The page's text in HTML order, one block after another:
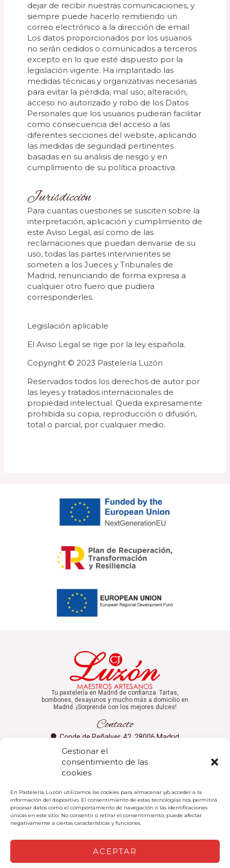
Gestionar el
consentimiento de las
cookies
En Pastelería Luzón utilizamos las cookies para almacenar y/o acceder a la
información del dispositivo. El consentimiento de estas tecnologías nos permitirá
procesar datos como el comportamiento de navegación o las identificaciones
únicas en este sitio. No consentir o retirar el consentimiento, puede afectar
negativamente a ciertas características y funciones.
ACEPTAR
dejar de recibir nuestras comunicaciones, y
siempre puede hacerlo remitiendo un
correo electrónico a la dirección de email
Los datos proporcionados por los usuarios
no serán cedidos o comunicados a terceros
excepto en lo que esté dispuesto por la
legislación vigente. Ha implantado las
medidas técnicas y organizativas necesarias
para evitar la pérdida, mal uso, alteración,
acceso no autorizado y robo de los Datos
Personales que los usuarios pudieran facilitar
como consecuencia del acceso a las
diferentes secciones del website, aplicando
las medidas de seguridad pertinentes
basadas en su análisis de riesgo y en
cumplimiento de su política proactiva.
Jurisdicción
Para cuantas cuestiones se susciten sobre la
interpretación, aplicación y cumplimiento de
este Aviso Legal, así como de las
reclamaciones que puedan derivarse de su
uso, todas las partes intervinientes se
someten a los Jueces y Tribunales de
Madrid, renunciando de forma expresa a
cualquier otro fuero que pudiera
corresponderles.
Legislación aplicable
El Aviso Legal se rige por la ley española.
Copyright © 2023 Pastelería Luzón
Reservados todos los derechos de autor por
las leyes y tratados internacionales de
propiedad intelectual. Queda expresamente
prohibida su copia, reproducción o difusión,
total o parcial, por cualquier medio.
Tu pastelería en Madrid de confianza. Tartas,
bombones, desayunos y mucho más a domicilio en
Madrid. ¡Sorprende con los mejores dulces!
Contacto
Conde de Peñalver, 42, 28006 Madrid
91 401 98 56
luzon@pastelerialuzon.com
Aviso Legal
Aviso Legal
Política de Privacidad
Redes Sociales